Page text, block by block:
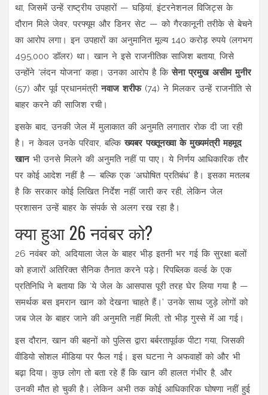
था, जिसमें उन्हें राष्ट्रीय उपहारों — घड़ियां, इंटरनेशनल विजिट्स के
दौरान मिले जेवर, परफ्यूम और डिनर सेट — को गैरकानूनी तरीके से बेचने
का आरोप लगा। इन उपहारों का अनुमानित मूल्य 140 करोड़ रुपये (लगभग
495,000 डॉलर) था। खान ने इसे राजनीतिक साजिश बताया, जिसे
उन्होंने ‘लंदन योजना’ कहा। उनका आरोप है किसेना प्रमुख असीम मुनीर
(57) और पूर्व प्रधानमंत्रीनवाज शरीफ(74) ने मिलकर उन्हें राजनीति से
बाहर करने की साजिश रची।
इसके बाद, उनकी जेल में मुलाकात की अनुमति लगातार रोक दी जा रही
है। न केवल उनके परिवार, बल्किख्यबर पख्तूनख्वा के मुख्यमंत्री महमूद
खानभी उनसे मिलने की अनुमति नहीं पा पाए। ये निर्णय आधिकारिक तौर
पर कोई आदेश नहीं है — बल्कि एक ‘अघोषित प्रतिबंध’ है। इसका मतलब
है कि सरकार कोई लिखित निर्देश नहीं जारी कर रही, लेकिन जेल
प्रशासन उन्हें बाहर के संपर्क से अलग रख रहा है।
क्या हुआ 26 नवंबर को?
26 नवंबर को, अदियाला जेल के बाहर भीड़ इतनी भर गई कि सुरक्षा बलों
को हजारों अतिरिक्त सैनिक तैनात करने पड़े। रिपब्लिक वर्ल्ड के एक
प्रतिनिधि ने बताया कि ‘ये जेल के आसपास पूरी तरह घेर लिया गया है —
समर्थक बस इमरान खान को देखना चाहते हैं।’ उनके साथ जुड़े लोगों को
जब जेल के बाहर जाने की अनुमति नहीं मिली, तो भीड़ गुस्से में आ गई।
इस दौरान, खान की बहनों को पुलिस द्वारा बर्बरतापूर्वक पीटा गया, जिसकी
वीडियो सोशल मीडिया पर फैल गई। इस घटना ने अफवाहों को और भी
बढ़ा दिया। कुछ लोग तो बता रहे हैं कि खान की हालत गंभीर है, और
उनकी मौत हो चुकी है। लेकिन अभी तक कोई आधिकारिक घोषणा नहीं हुई